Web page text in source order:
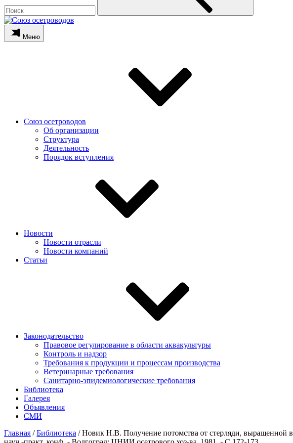
Меню
Союз осетроводов
Об организации
Структура
Деятельность
Порядок вступления
Новости
Новости отрасли
Новости компаний
Статьи
Законодательство
Правовое регулирование в области аквакультуры
Контроль и надзор
Требования к продукции и процессам производства
Ветеринарные требования
Санитарно-эпидемиологические требования
Библиотека
Галерея
Объявления
СМИ
Главная /Библиотека /Новик Н.В. Получение потомства от стерляди, выращенной